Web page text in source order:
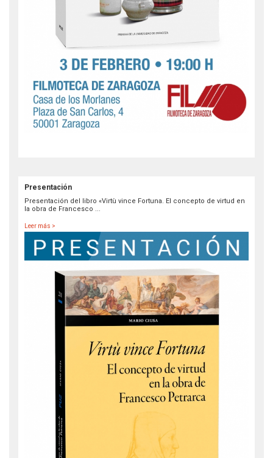
Presentación
Presentación del libro «Virtù vince Fortuna. El concepto de virtud en
la obra de Francesco ...
Leer más >